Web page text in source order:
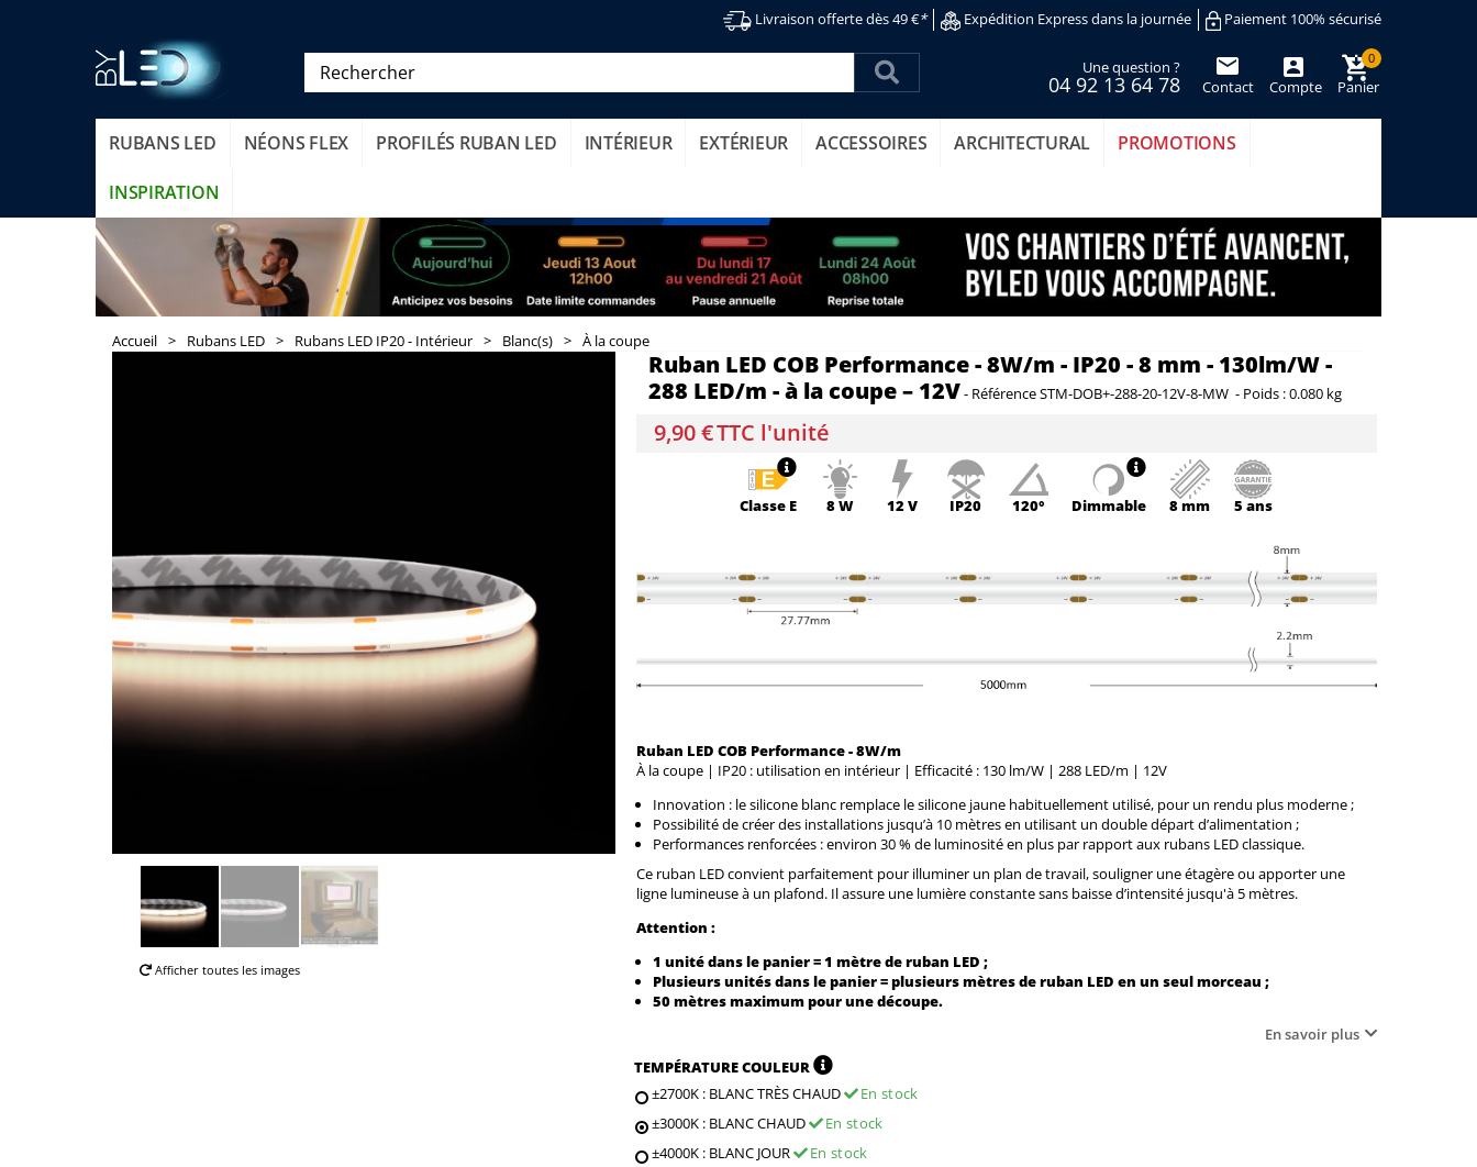
Livraison offerte dès 49 €* Expédition Express dans la journée Paiement 100% sécurisé
Panier
0
Compte
Contact
Une question ?
04 92 13 64 78
RUBANS LED NÉONS FLEX PROFILÉS RUBAN LED INTÉRIEUR EXTÉRIEUR ACCESSOIRES ARCHITECTURAL PROMOTIONS
INSPIRATION
Accueil > Rubans LED > Rubans LED IP20 - Intérieur > Blanc(s) > À la coupe
Afficher toutes les images
Ruban LED COB Performance - 8W/m - IP20 - 8 mm - 130lm/W -
288 LED/m - à la coupe – 12V- RéférenceSTM-DOB+-288-20-12V-8-MW - Poids :0.080 kg
9,90 €TTC l'unité
Classe E 8 W 12 V IP20 120° Dimmable 8 mm 5 ans
Ruban LED COB Performance - 8W/m
À la coupe | IP20 : utilisation en intérieur | Efficacité : 130 lm/W | 288 LED/m | 12V
Innovation : le silicone blanc remplace le silicone jaune habituellement utilisé, pour un rendu plus moderne ;
Possibilité de créer des installations jusqu’à 10 mètres en utilisant un double départ d’alimentation ;
Performances renforcées : environ 30 % de luminosité en plus par rapport aux rubans LED classique.
Ce ruban LED convient parfaitement pour illuminer un plan de travail, souligner une étagère ou apporter une
ligne lumineuse à un plafond. Il assure une lumière constante sans baisse d’intensité jusqu'à 5 mètres.
Attention :
1 unité dans le panier = 1 mètre de ruban LED ;
Plusieurs unités dans le panier = plusieurs mètres de ruban LED en un seul morceau ;
50 mètres maximum pour une découpe.
En savoir plus
TEMPÉRATURE COULEUR
±2700K : BLANC TRÈS CHAUD
En stock
±3000K : BLANC CHAUD
En stock
±4000K : BLANC JOUR
En stock